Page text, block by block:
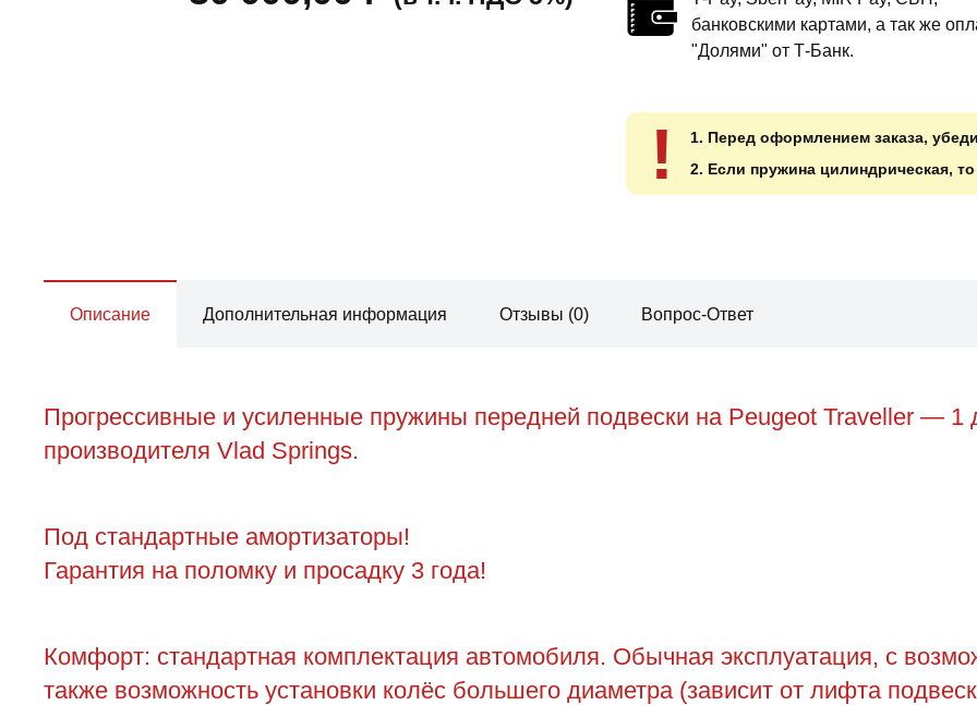
банковскими картами, а так же
"Долями" от Т-Банк.
!
1. Перед оформлением заказа,
2. Если пружина цилиндрическая,
Описание Дополнительная информация Отзывы (0) Вопрос-Ответ
Прогрессивные и усиленные пружины передней подвески на Peugeot Traveller — 1
производителя Vlad Springs.
Под стандартные амортизаторы!
Гарантия на поломку и просадку 3 года!
Комфорт: стандартная комплектация автомобиля. Обычная эксплуатация, с
также возможность установки колёс большего диаметра (зависит от лифта